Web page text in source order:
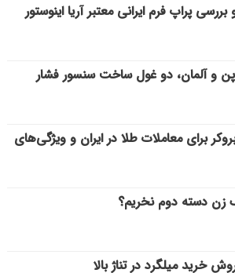
پراپ فرم ایرانی معتبر آریا اینوستور
و آلمان، دو غول ساخت سنسور فشار
برای معاملات طلا در ایران و ویژگی‌های
زن دسته دوم نخریم؟
خرید میلگرد در تناژ بالا